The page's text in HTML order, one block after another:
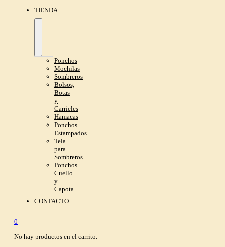
TIENDA
Ponchos
Mochilas
Sombreros
Bolsos,
Botas
y
Carrieles
Hamacas
Ponchos
Estampados
Tela
para
Sombreros
Ponchos
Cuello
y
Capota
CONTACTO
0
No hay productos en el carrito.